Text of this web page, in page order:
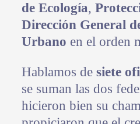
de Ecología,
Dirección General
Urbano en el orden
Hablamos de siete
se suman las dos
hicieron bien su